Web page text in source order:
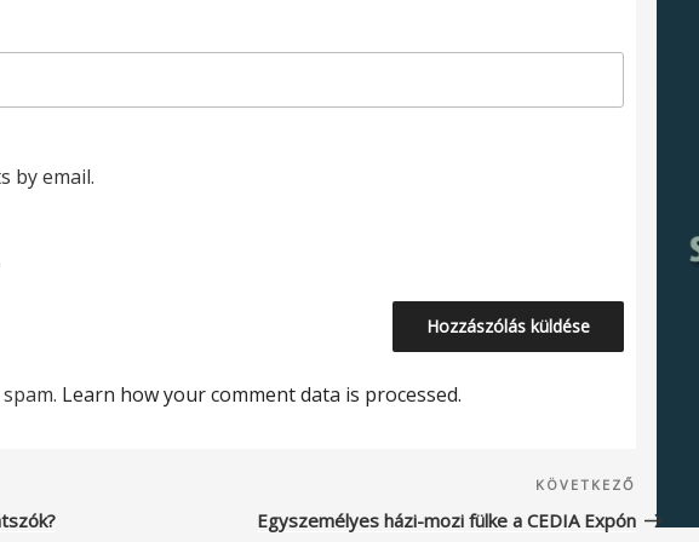
by email.
Learn how your comment data is processed.
KÖVETKEZŐ
Egyszemélyes házi-mozi fülke a CEDIA Expón